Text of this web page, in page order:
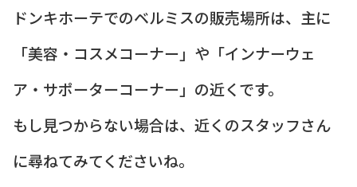
ドンキホーテでのベルミスの販売場所は、主に
「美容・コスメコーナー」や「インナーウェ
ア・サポーターコーナー」の近くです。
もし見つからない場合は、近くのスタッフさん
に尋ねてみてくださいね。